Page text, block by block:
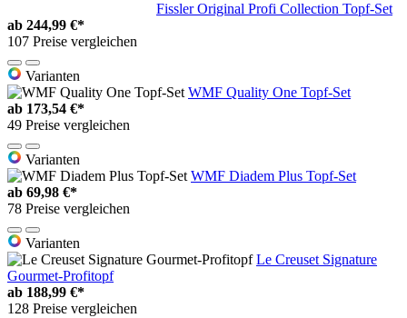
Fissler Original Profi Collection Topf-Set
ab 244,99 €*
107 Preise vergleichen
Varianten
WMF Quality One Topf-Set
ab 173,54 €*
49 Preise vergleichen
Varianten
WMF Diadem Plus Topf-Set
ab 69,98 €*
78 Preise vergleichen
Varianten
Le Creuset Signature
Gourmet-Profitopf
ab 188,99 €*
128 Preise vergleichen